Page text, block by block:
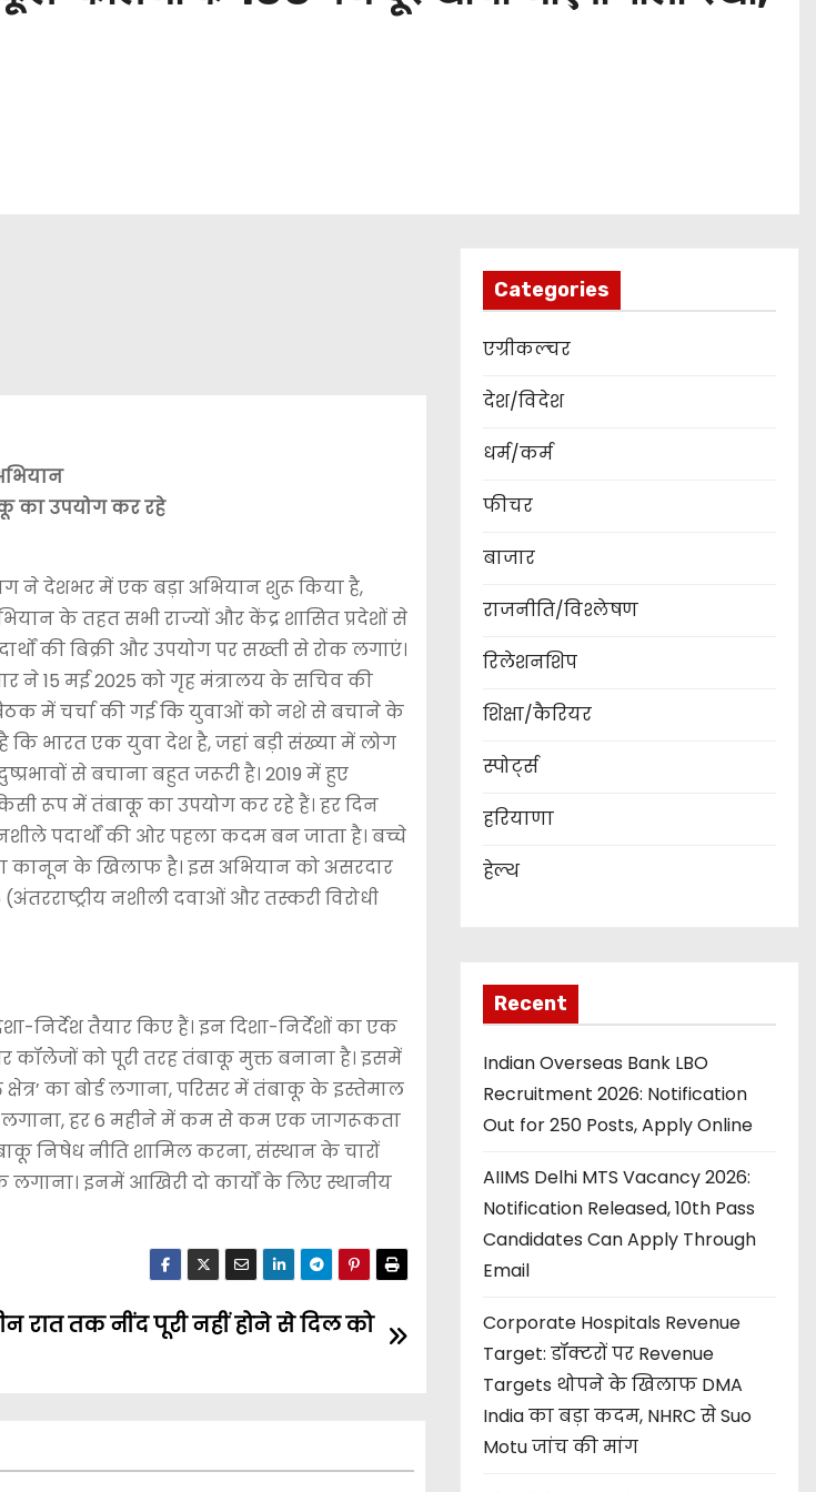
का उपयोग कर रहे
ने देशभर में एक बड़ा अभियान शुरू किया है,
के तहत सभी राज्यों और केंद्र शासित प्रदेशों से
की बिक्री और उपयोग पर सख्ती से रोक लगाएं।
ने 15 मई 2025 को गृह मंत्रालय के सचिव की
में चर्चा की गई कि युवाओं को नशे से बचाने के
कि भारत एक युवा देश है, जहां बड़ी संख्या में लोग
से बचाना बहुत जरूरी है। 2019 में हुए
रूप में तंबाकू का उपयोग कर रहे हैं। हर दिन
पदार्थों की ओर पहला कदम बन जाता है। बच्चे
कानून के खिलाफ है। इस अभियान को असरदार
नशीली दवाओं और तस्करी विरोधी
निर्देश तैयार किए हैं। इन दिशा-निर्देशों का एक
कॉलेजों को पूरी तरह तंबाकू मुक्त बनाना है। इसमें
का बोर्ड लगाना, परिसर में तंबाकू के इस्तेमाल
लगाना, हर 6 महीने में कम से कम एक जागरूकता
निषेध नीति शामिल करना, संस्थान के चारों
लगाना। इनमें आखिरी दो कार्यों के लिए स्थानीय
रात तक नींद पूरी नहीं होने से दिल को
Categories
एग्रीकल्चर
देश/विदेश
धर्म/कर्म
फीचर
बाजार
राजनीति/विश्लेषण
रिलेशनशिप
शिक्षा/कैरियर
स्पोर्ट्स
हरियाणा
हेल्थ
Recent
Indian Overseas Bank LBO
Recruitment 2026: Notification
Out for 250 Posts, Apply Online
AIIMS Delhi MTS Vacancy 2026:
Notification Released, 10th Pass
Candidates Can Apply Through
Email
Corporate Hospitals Revenue
Target: डॉक्टरों पर Revenue
Targets थोपने के खिलाफ DMA
India का बड़ा कदम, NHRC से Suo
Motu जांच की मांग